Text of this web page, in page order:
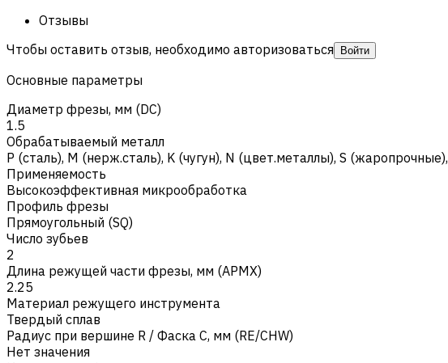
Отзывы
Чтобы оставить отзыв, необходимо авторизоваться
Войти
Основные параметры
Диаметр фрезы, мм (DC)
1.5
Обрабатываемый металл
Р (сталь), M (нерж.сталь), K (чугун), N (цвет.металлы), S (жаропрочные),
Применяемость
Высокоэффективная микрообработка
Профиль фрезы
Прямоугольный (SQ)
Число зубьев
2
Длина режущей части фрезы, мм (APMX)
2.25
Материал режущего инструмента
Твердый сплав
Радиус при вершине R / Фаска C, мм (RE/CHW)
Нет значения